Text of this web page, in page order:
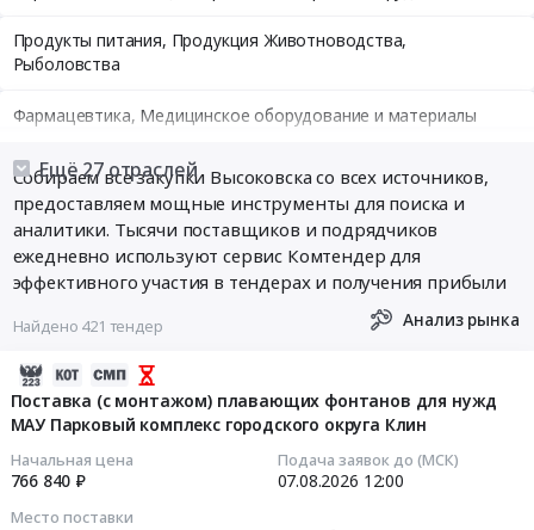
Ещё 27 отраслей
Продукты питания, Продукция Животноводства,
Рыболовства
Фармацевтика, Медицинское оборудование и материалы
Медицинские и Оздоровительные услуги
Мебель, Компьютеры и Периферия, Канцтовары, Бытовая
техника
Связь, Информационные технологии
Грузовые и пассажирские перевозки, Транспортные услуги
Полиграфия
Реклама, Дизайн, Маркетинг, Теле и радиовещание
Топливо, Уголь, Продукция нефтепереработки
Собираем все закупки Высоковска со всех источников,
предоставляем мощные инструменты для поиска и
аналитики. Тысячи поставщиков и подрядчиков
ежедневно используют сервис Комтендер для
эффективного участия в тендерах и получения прибыли
Найдено 421 тендер Анализ рынка
Поставка (с монтажом) плавающих фонтанов для нужд
МАУ Парковый комплекс городского округа Клин
Начальная цена
766 840 ₽
Подача заявок до (МСК)
07.08.2026 12:00
Место поставки